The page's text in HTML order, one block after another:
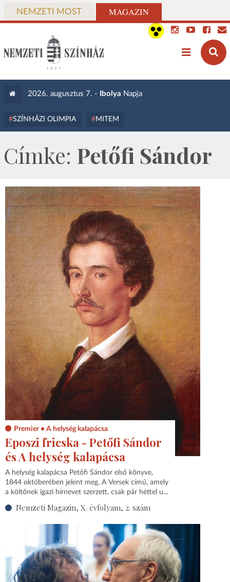
NEMZETI MOST MAGAZIN
2026. augusztus 7. - Ibolya Napja
SZÍNHÁZI OLIMPIA MITEM
Címke: Petőfi Sándor
Premier • A helység kalapácsa
Eposzi fricska - Petőfi Sándor
és A helység kalapácsa
A helység kalapácsa Petőfi Sándor első könyve,
1844 októberében jelent meg. A Versek című, amely
a költőnek igazi hírnevet szerzett, csak pár héttel u...
Nemzeti Magazin, X. évfolyam, 2. szám